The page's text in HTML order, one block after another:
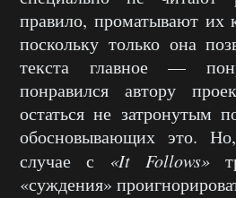
правило, проматывают их
поскольку только она
текста главное —
понравился автору
остаться не затронутым
обосновывающих это.
случае с «It Follows»
«суждения»